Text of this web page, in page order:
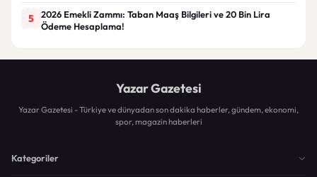
5
2026 Emekli Zammı: Taban Maaş Bilgileri ve 20 Bin Lira
Ödeme Hesaplama!
Yazar Gazetesi
Yazar Gazetesi - Türkiye ve dünyadan son dakika haberler, gündem, ekonomi,
spor, magazin haberleri
Kategoriler